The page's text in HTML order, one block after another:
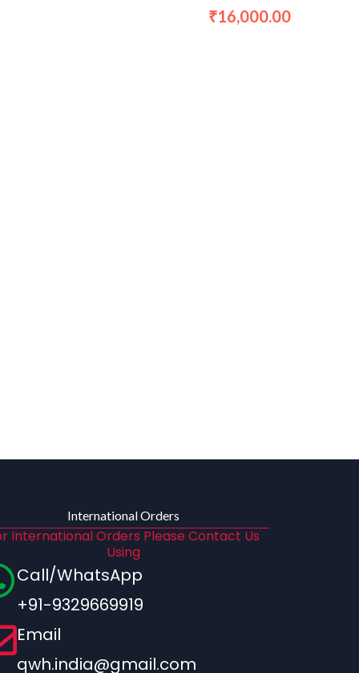
₹16,000.00
International Orders
International Orders Please Contact Us
Using
Call/WhatsApp
+91-9329669919
Email
qwh.india@gmail.com